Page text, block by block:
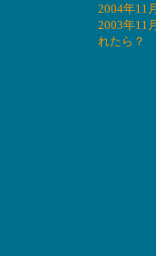
2004年11
2003年11
れたら？